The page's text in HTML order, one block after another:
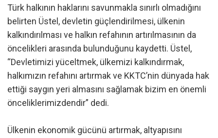
Türk halkının haklarını savunmakla sınırlı olmadığını
belirten Üstel, devletin güçlendirilmesi, ülkenin
kalkındırılması ve halkın refahının artırılmasının da
öncelikleri arasında bulunduğunu kaydetti. Üstel,
“Devletimizi yüceltmek, ülkemizi kalkındırmak,
halkımızın refahını artırmak ve KKTC’nin dünyada hak
ettiği saygın yeri almasını sağlamak bizim en önemli
önceliklerimizdendir” dedi.
Ülkenin ekonomik gücünü artırmak, altyapısını